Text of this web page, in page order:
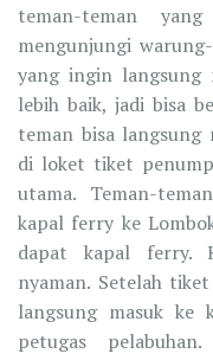
teman-teman
mengunjungi
yang ingin langsung
lebih baik, jadi bisa
teman bisa
di loket tiket
utama. Teman-
kapal ferry ke
dapat kapal ferry.
nyaman. Setelah
langsung masuk ke
petugas